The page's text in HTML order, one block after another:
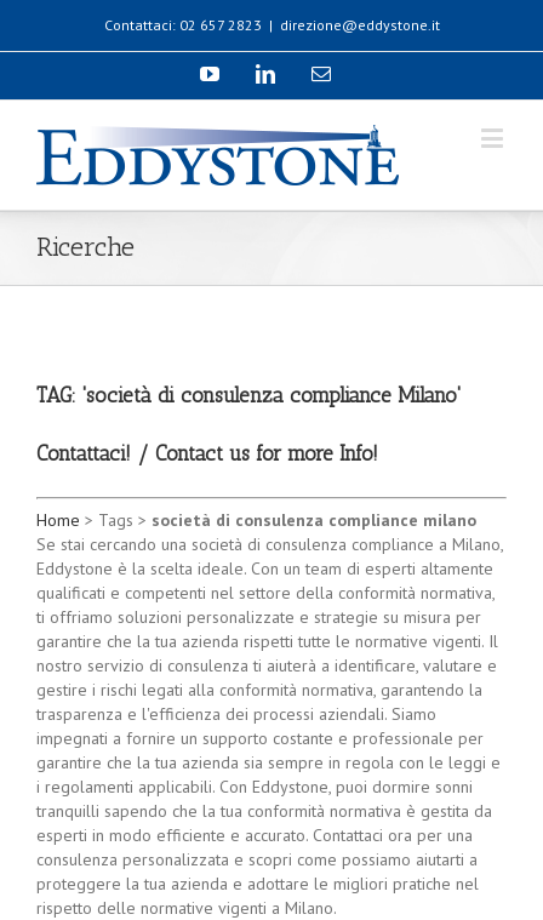
Contattaci: 02 657 2823 | direzione@eddystone.it
Ricerche
TAG: 'società di consulenza compliance Milano'
Contattaci! / Contact us for more Info!
Home > Tags > società di consulenza compliance milano
Se stai cercando una società di consulenza compliance a Milano,
Eddystone è la scelta ideale. Con un team di esperti altamente
qualificati e competenti nel settore della conformità normativa,
ti offriamo soluzioni personalizzate e strategie su misura per
garantire che la tua azienda rispetti tutte le normative vigenti. Il
nostro servizio di consulenza ti aiuterà a identificare, valutare e
gestire i rischi legati alla conformità normativa, garantendo la
trasparenza e l'efficienza dei processi aziendali. Siamo
impegnati a fornire un supporto costante e professionale per
garantire che la tua azienda sia sempre in regola con le leggi e
i regolamenti applicabili. Con Eddystone, puoi dormire sonni
tranquilli sapendo che la tua conformità normativa è gestita da
esperti in modo efficiente e accurato. Contattaci ora per una
consulenza personalizzata e scopri come possiamo aiutarti a
proteggere la tua azienda e adottare le migliori pratiche nel
rispetto delle normative vigenti a Milano.